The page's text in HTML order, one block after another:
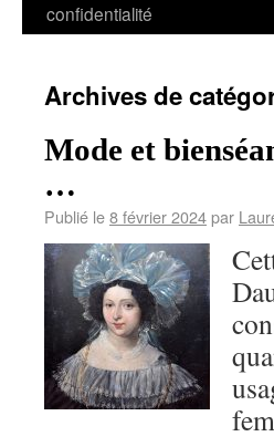
confidentialité
Archives de
Mode et
…
Publié le8 février 2024par